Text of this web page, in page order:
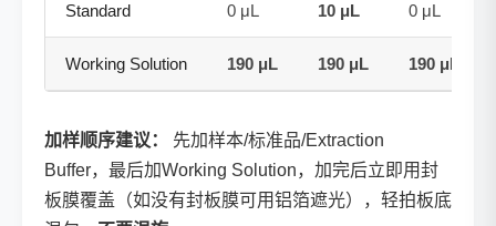
Standard 0 μL 10 μL 0 μL
Working Solution 190 μL 190 μL 190 μL
加样顺序建议：
先加样本/标准品/Extraction
Buffer，最后加Working Solution，加完后立即用封
板膜覆盖（如没有封板膜可用铝箔遮光），轻拍板底